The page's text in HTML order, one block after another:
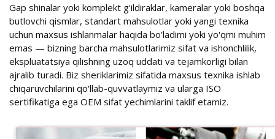
Gap shinalar yoki komplekt g'ildiraklar, kameralar yoki boshqa
butlovchi qismlar, standart mahsulotlar yoki yangi texnika
uchun maxsus ishlanmalar haqida bo'ladimi yoki yo'qmi muhim
emas — bizning barcha mahsulotlarimiz sifat va ishonchlilik,
ekspluatatsiya qilishning uzoq uddati va tejamkorligi bilan
ajralib turadi. Biz sheriklarimiz sifatida maxsus texnika ishlab
chiqaruvchilarini qo'llab-quvvatlaymiz va ularga ISO
sertifikatiga ega OEM sifat yechimlarini taklif etamiz.